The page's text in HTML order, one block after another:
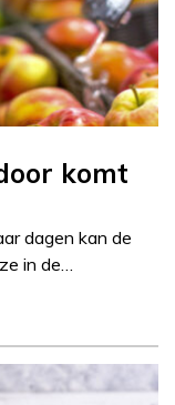
komt
dagen kan de
in de…